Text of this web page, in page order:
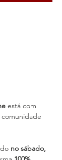
está com
no sábado,